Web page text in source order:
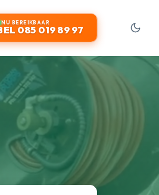
NU BEREIKBAAR
085 019 89 97